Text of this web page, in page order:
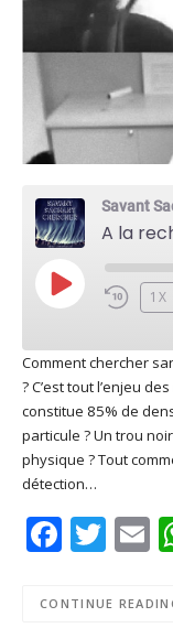
Savant
PLAY
EPISODE
1X
Apple Podcasts
Google Play
Podcast Addict
RSS FEED
SHARE
LINK
EMBED
Comment chercher
? C’est tout l’enjeu
constitue 85% de
particule ? Un trou
physique ? Tout
détection…
CONTINUE